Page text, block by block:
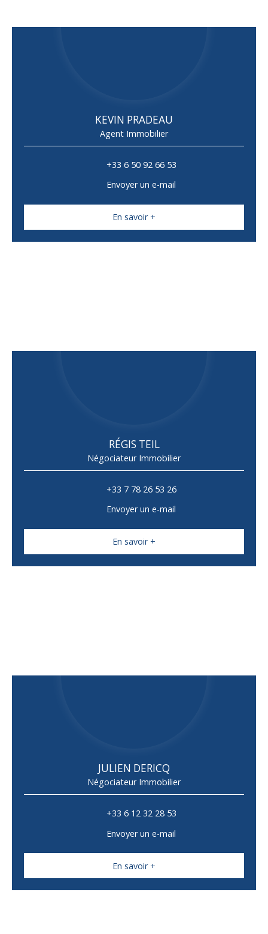
KEVIN PRADEAU
Agent Immobilier
+33 6 50 92 66 53
Envoyer un e-mail
En savoir +
RÉGIS TEIL
Négociateur Immobilier
+33 7 78 26 53 26
Envoyer un e-mail
En savoir +
JULIEN DERICQ
Négociateur Immobilier
+33 6 12 32 28 53
Envoyer un e-mail
En savoir +